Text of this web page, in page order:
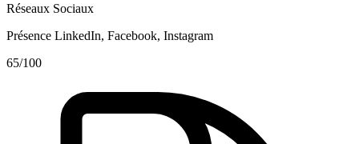
Réseaux Sociaux
Présence LinkedIn, Facebook, Instagram
65/100